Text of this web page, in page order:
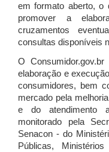
em formato aberto, o
promover a
cruzamentos
consultas disponíveis
O
elaboração e
consumidores, bem
mercado pela
e do atendimento
monitorado pela
Senacon - do
Públicas,